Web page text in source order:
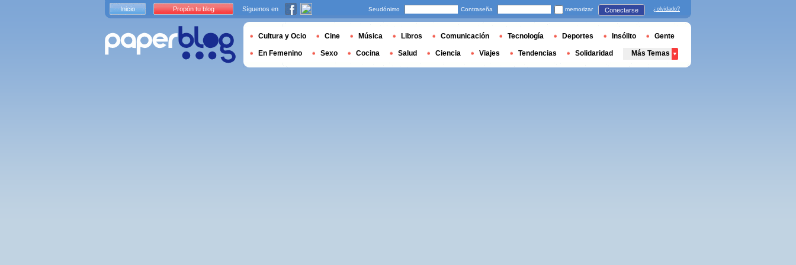
Inicio Propón tu blog Síguenos en Seudónimo Contraseña memorizar Conectarse ¿olvidado?
Cultura y Ocio Cine Música Libros Comunicación Tecnología Deportes Insólito Gente
En Femenino Sexo Cocina Salud Ciencia Viajes Tendencias Solidaridad Más Temas